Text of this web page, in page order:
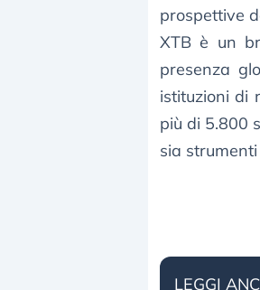
prospettive
XTB è un
presenza
istituzioni di
più di 5.800
sia
LEGGI